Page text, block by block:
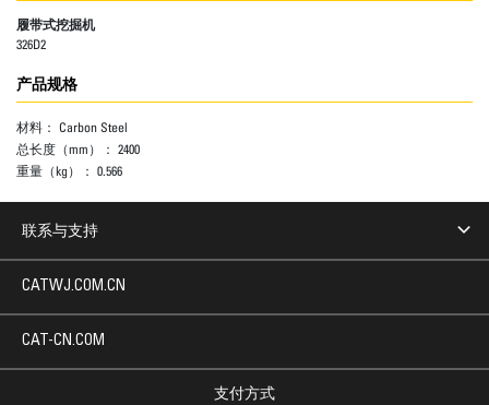
履带式挖掘机
326D2
产品规格
材料： Carbon Steel
总长度（mm）： 2400
重量（kg）： 0.566
联系与支持
支付方式
CATWJ.COM.CN
CAT-CN.COM